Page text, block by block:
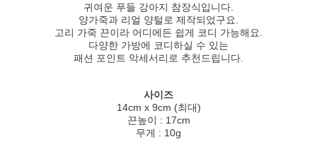
귀여운 푸들 강아지 참장식입니다.
양가죽과 리얼 양털로 제작되었구요.
고리 가죽 끈이라 어디에든 쉽게 코디 가능해요.
다양한 가방에 코디하실 수 있는
패션 포인트 악세서리로 추천드립니다.
사이즈
14cm x 9cm (최대)
끈높이 : 17cm
무게 : 10g